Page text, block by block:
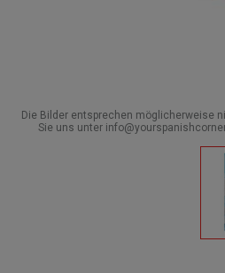
Die Bilder entsprechen möglicherweise
Sie uns unter